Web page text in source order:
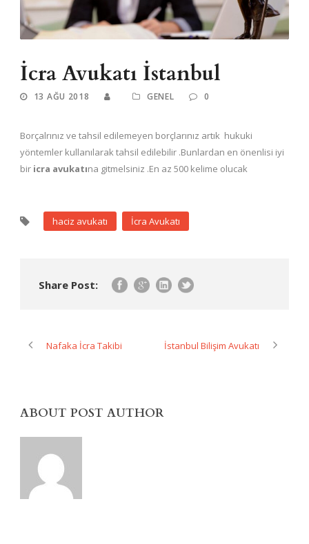
İcra Avukatı İstanbul
13 AĞU 2018 GENEL 0
Borçalrınız ve tahsil edilemeyen borçlarınız artık hukuki
yöntemler kullanılarak tahsil edilebilir .Bunlardan en önenlisi iyi
bir icra avukatına gitmelsiniz .En az 500 kelime olucak
haciz avukatı İcra Avukatı
Share Post:
Nafaka İcra Takibi İstanbul Bilişim Avukatı
ABOUT POST AUTHOR